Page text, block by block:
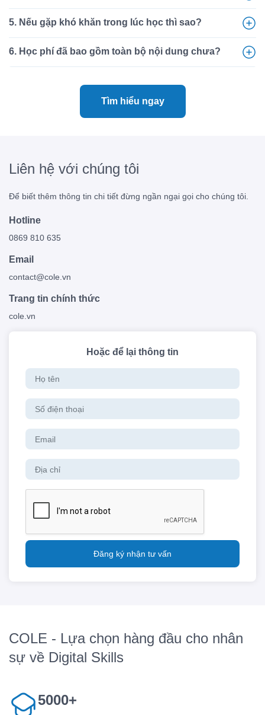
5. Nếu gặp khó khăn trong lúc học thì sao?
6. Học phí đã bao gồm toàn bộ nội dung chưa?
Tìm hiểu ngay
Liên hệ với chúng tôi
Để biết thêm thông tin chi tiết đừng ngần ngại gọi cho chúng tôi.
Hotline
0869 810 635
Email
contact@cole.vn
Trang tin chính thức
cole.vn
Hoặc để lại thông tin
Đăng ký nhận tư vấn
COLE - Lựa chọn hàng đầu cho nhân
sự về Digital Skills
5000+